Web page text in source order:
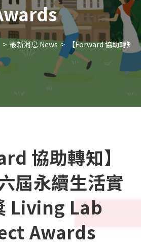
> 最新消息 News > 【Forward 協助轉知
協助轉知】
屆永續生活實
Living Lab
Awards